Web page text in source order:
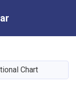
Chart